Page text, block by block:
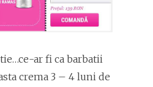
ar fi ca barbatii
crema 3 – 4 luni de